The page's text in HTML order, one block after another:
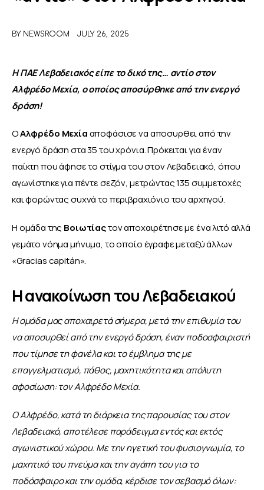
ΑΦΙΕΡΩΜΑΤΑ
BY NEWSROOM JULY 26, 2025
Η ΠΑΕ Λεβαδειακός είπε το δικό της… αντίο στον
Αλφρέδο Μεχία, ο οποίος αποσύρθηκε από την ενεργό
δράση!
Ο Αλφρέδο Μεχία αποφάσισε να αποσυρθει από την
ενεργό δράση στα 35 του χρόνια. Πρόκειται για έναν
παίκτη που άφησε το στίγμα του στον Λεβαδειακό, όπου
αγωνίστηκε για πέντε σεζόν, μετρώντας 135 συμμετοχές
και φορώντας συχνά το περιβραχιόνιο του αρχηγού.
Η ομάδα της Βοιωτίας τον αποχαιρέτησε με ένα λιτό αλλά
γεμάτο νόημα μήνυμα, το οποίο έγραφε μεταξύ άλλων
«Gracias capitán».
Η ανακοίνωση του Λεβαδειακού
Η ομάδα μας αποχαιρετά σήμερα, μετά την επιθυμία του
να αποσυρθεί από την ενεργό δράση, έναν ποδοσφαιριστή
που τίμησε τη φανέλα και το έμβλημα της με
επαγγελματισμό, πάθος, μαχητικότητα και απόλυτη
αφοσίωση: τον Αλφρέδο Μεχία.
Ο Αλφρέδο, κατά τη διάρκεια της παρουσίας του στον
Λεβαδειακό, αποτέλεσε παράδειγμα εντός και εκτός
αγωνιστικού χώρου. Με την ηγετική του φυσιογνωμία, το
μαχητικό του πνεύμα και την αγάπη του για το
ποδόσφαιρο και την ομάδα, κέρδισε τον σεβασμό όλων: